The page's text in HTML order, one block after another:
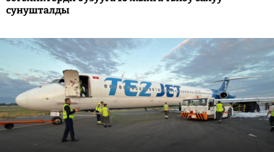
сунушталды